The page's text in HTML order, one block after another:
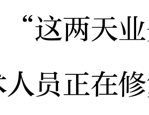
“这两天
人员正在